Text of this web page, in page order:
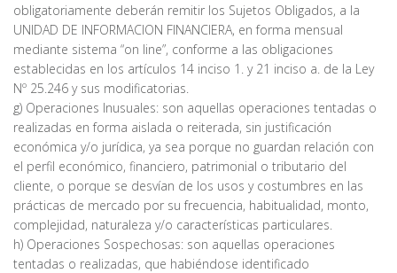
obligatoriamente deberán remitir los Sujetos Obligados, a la
UNIDAD DE INFORMACION FINANCIERA, en forma mensual
mediante sistema “on line”, conforme a las obligaciones
establecidas en los artículos 14 inciso 1. y 21 inciso a. de la Ley
Nº 25.246 y sus modificatorias.
g) Operaciones Inusuales: son aquellas operaciones tentadas o
realizadas en forma aislada o reiterada, sin justificación
económica y/o jurídica, ya sea porque no guardan relación con
el perfil económico, financiero, patrimonial o tributario del
cliente, o porque se desvían de los usos y costumbres en las
prácticas de mercado por su frecuencia, habitualidad, monto,
complejidad, naturaleza y/o características particulares.
h) Operaciones Sospechosas: son aquellas operaciones
tentadas o realizadas, que habiéndose identificado